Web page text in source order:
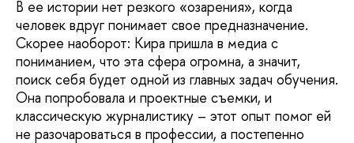
В ее истории нет резкого «озарения», когда
человек вдруг понимает свое предназначение.
Скорее наоборот: Кира пришла в медиа с
пониманием, что эта сфера огромна, а значит,
поиск себя будет одной из главных задач обучения.
Она попробовала и проектные съемки, и
классическую журналистику – этот опыт помог ей
не разочароваться в профессии, а постепенно